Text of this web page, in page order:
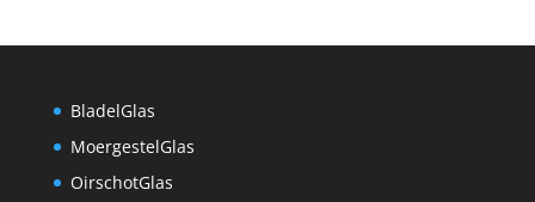
BladelGlas
MoergestelGlas
OirschotGlas